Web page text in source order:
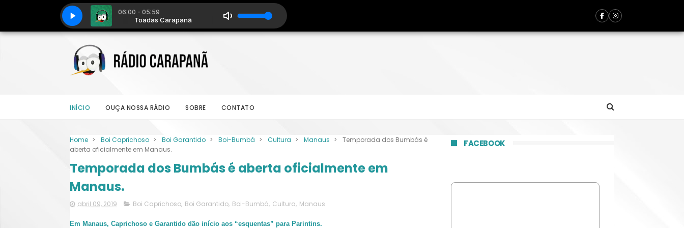
INÍCIO OUÇA NOSSA RÁDIO SOBRE CONTATO
Home > Boi Caprichoso > Boi Garantido > Boi-Bumbá > Cultura > Manaus >
Temporada dos Bumbás é
aberta oficialmente em Manaus.
Temporada dos Bumbás é aberta oficialmente em
Manaus.
abril 09, 2019 Boi Caprichoso, Boi Garantido, Boi-Bumbá, Cultura, Manaus
Em Manaus, Caprichoso e Garantido dão início aos “esquentas” para Parintins.
FACEBOOK